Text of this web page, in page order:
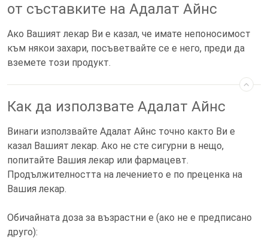
от съставките на Адалат Айнс
Ако Вашият лекар Ви е казал, че имате непоносимост
към някои захари, посъветвайте се е него, преди да
вземете този продукт.
Как да използвате Адалат Айнс
Винаги използвайте Адалат Айнс точно както Ви е
казал Вашият лекар. Ако не сте сигурни в нещо,
попитайте Вашия лекар или фармацевт.
Продължителността на лечението е по преценка на
Вашия лекар.
Обичайната доза за възрастни е (ако не е предписано
друго):